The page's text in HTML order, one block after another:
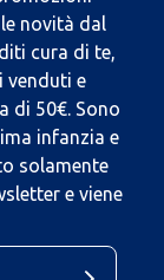
novità dal
cura di te,
venduti e
di 50€. Sono
infanzia e
solamente
e viene